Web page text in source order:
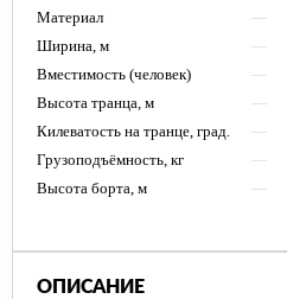
Материал
—
Ширина, м
—
Вместимость (человек)
—
Высота транца, м
—
Килеватость на транце, град.
—
Грузоподъёмность, кг
—
Высота борта, м
—
ОПИСАНИЕ